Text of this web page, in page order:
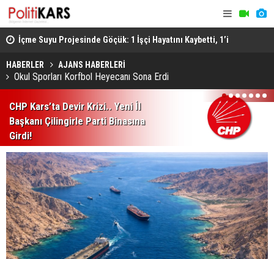
İçme Suyu Projesinde Göçük: 1 İşçi Hayatını Kaybetti, 1’i
Ağır Yaralı
HABERLER AJANS HABERLERİ
Okul Sporları Korfbol Heyecanı Sona Erdi
CHP Kars’ta Devir Krizi.. Yeni İl
Başkanı Çilingirle Parti Binasına
Girdi!
1 2 3 4 5 6 7